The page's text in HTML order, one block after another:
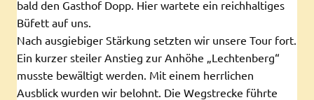
bald den Gasthof Dopp. Hier wartete ein reichhaltiges
Büfett auf uns.
Nach ausgiebiger Stärkung setzten wir unsere Tour fort.
Ein kurzer steiler Anstieg zur Anhöhe „Lechtenberg“
musste bewältigt werden. Mit einem herrlichen
Ausblick wurden wir belohnt. Die Wegstrecke führte